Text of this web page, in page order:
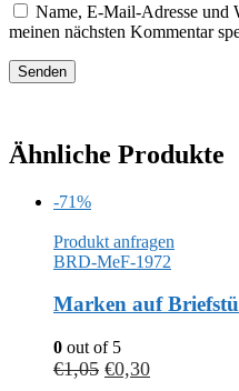
Name, E-Mail-Adresse und
meinen nächsten Kommentar
Ähnliche Produkte
-71%
Produkt anfragen
BRD-MeF-1972
Marken auf
0 out of 5
€1,05 €0,30